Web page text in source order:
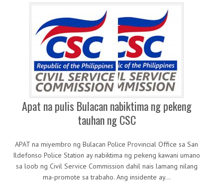
Apat na pulis Bulacan nabiktima ng pekeng
tauhan ng CSC
APAT na miyembro ng Bulacan Police Provincial Office sa San
Ildefonso Police Station ay nabiktima ng pekeng kawani umano
sa loob ng Civil Service Commission dahil nais lamang nilang
ma-promote sa trabaho. Ang insidente ay…